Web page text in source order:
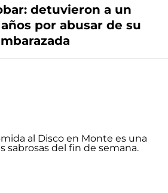
detuvieron a un
por abusar de su